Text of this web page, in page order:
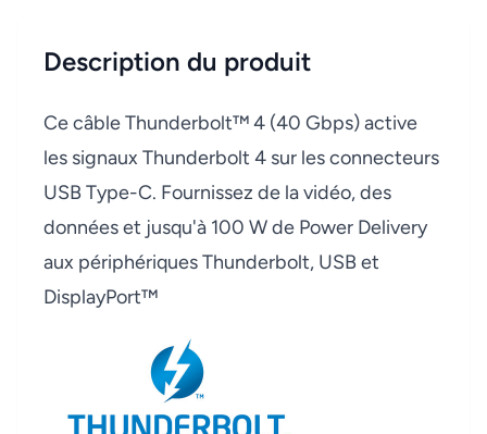
Description du produit
Ce câble Thunderbolt™ 4 (40 Gbps) active
les signaux Thunderbolt 4 sur les connecteurs
USB Type-C. Fournissez de la vidéo, des
données et jusqu'à 100 W de Power Delivery
aux périphériques Thunderbolt, USB et
DisplayPort™